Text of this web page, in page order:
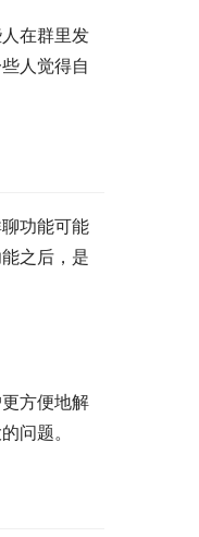
在群里发
人觉得自
功能可能
之后，是
方便地解
问题。